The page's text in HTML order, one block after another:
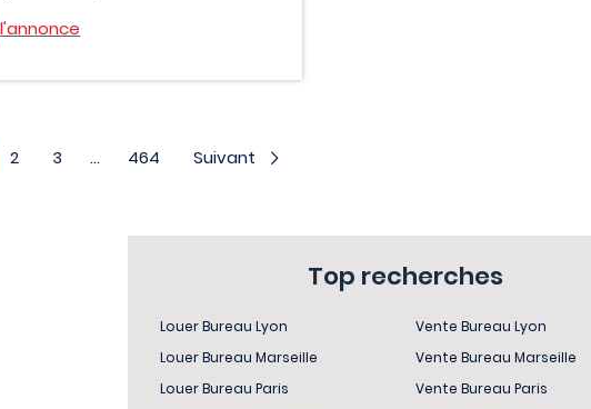
2 3 ... 464 Suivant
Top recherches
Louer Bureau Lyon
Louer Bureau Marseille
Louer Bureau Paris
Vente Bureau Lyon
Vente Bureau Marseille
Vente Bureau Paris